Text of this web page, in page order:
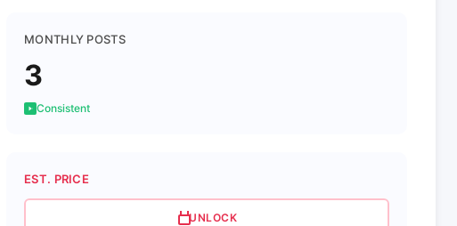
MONTHLY POSTS
3
Consistent
EST. PRICE
UNLOCK